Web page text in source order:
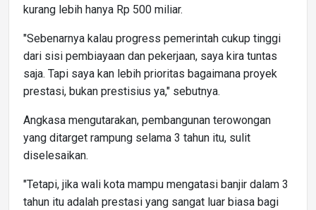
kurang lebih hanya Rp 500 miliar.
"Sebenarnya kalau progress pemerintah cukup tinggi
dari sisi pembiayaan dan pekerjaan, saya kira tuntas
saja. Tapi saya kan lebih prioritas bagaimana proyek
prestasi, bukan prestisius ya," sebutnya.
Angkasa mengutarakan, pembangunan terowongan
yang ditarget rampung selama 3 tahun itu, sulit
diselesaikan.
"Tetapi, jika wali kota mampu mengatasi banjir dalam 3
tahun itu adalah prestasi yang sangat luar biasa bagi